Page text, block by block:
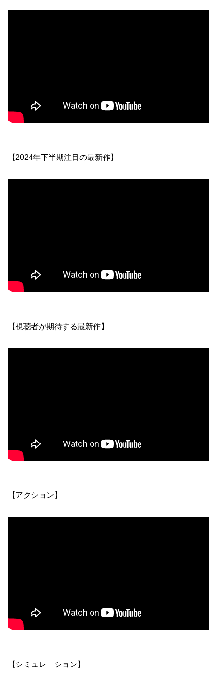
【2024年下半期注目の最新作】
【視聴者が期待する最新作】
【アクション】
【シミュレーション】